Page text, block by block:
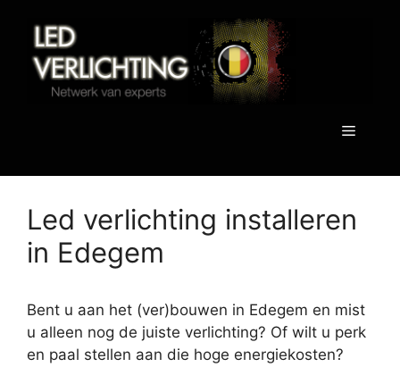
inhoud
Menu
Led verlichting installeren
in Edegem
Bent u aan het (ver)bouwen in Edegem en mist
u alleen nog de juiste verlichting? Of wilt u perk
en paal stellen aan die hoge energiekosten?